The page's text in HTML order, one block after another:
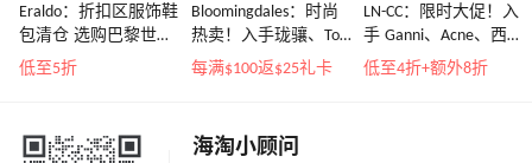
Eraldo：折扣区服饰鞋
包清仓 选购巴黎世
家、Toteme、西太后
低至5折
Bloomingdales：时尚
热卖！入手珑骧、Tory
Burch、拉夫劳伦等
每满$100返$25礼卡
LN-CC：限时大促！入
手 Ganni、Acne、西太
后等
低至4折+额外8折
海淘小顾问